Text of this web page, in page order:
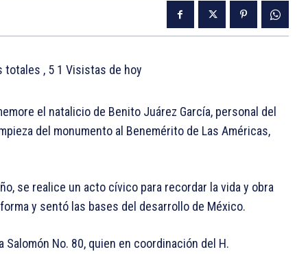
totales , 5 1 Visistas de hoy
el natalicio de Benito Juárez García, personal del
del monumento al Benemérito de Las Américas,
se realice un acto cívico para recordar la vida y obra
y sentó las bases del desarrollo de México.
No. 80, quien en coordinación del H.